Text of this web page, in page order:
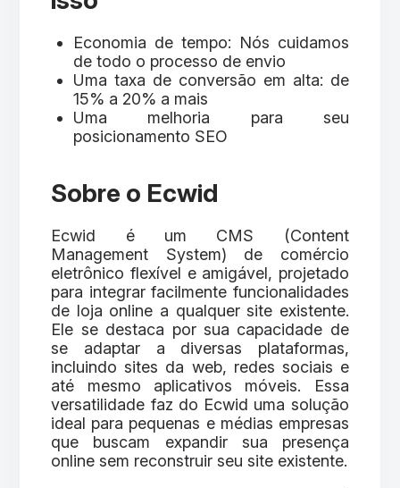
Economia de tempo: Nós cuidamos
de todo o processo de envio
Uma taxa de conversão em alta: de
15% a 20% a mais
Uma melhoria para seu
posicionamento SEO
Sobre o Ecwid
Ecwid é um CMS (Content
Management System) de comércio
eletrônico flexível e amigável, projetado
para integrar facilmente funcionalidades
de loja online a qualquer site existente.
Ele se destaca por sua capacidade de
se adaptar a diversas plataformas,
incluindo sites da web, redes sociais e
até mesmo aplicativos móveis. Essa
versatilidade faz do Ecwid uma solução
ideal para pequenas e médias empresas
que buscam expandir sua presença
online sem reconstruir seu site existente.